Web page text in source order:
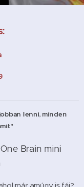
lenni, minden
One Brain mini
már amúgy is fáj?